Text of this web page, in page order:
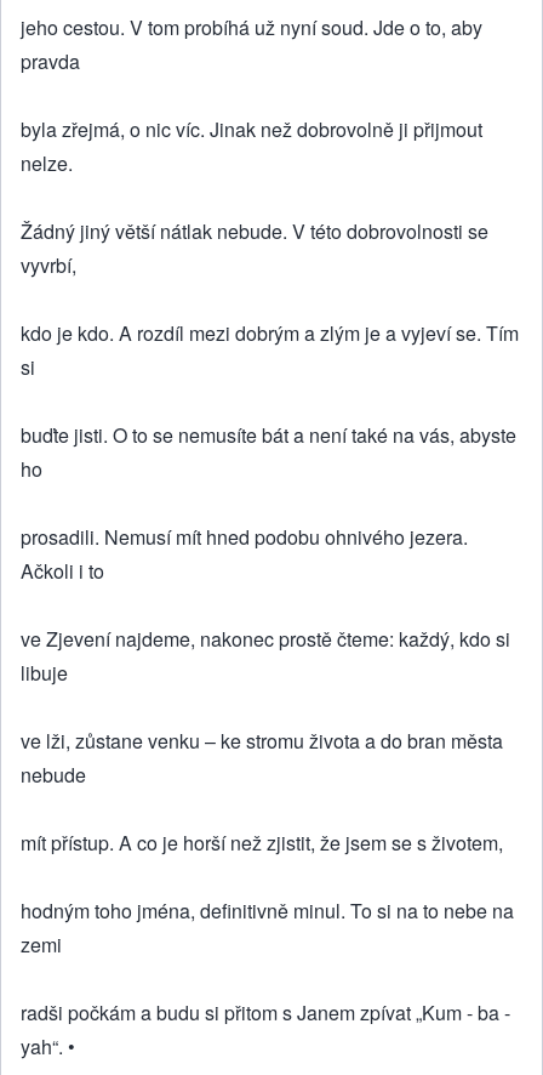
jeho cestou. V tom probíhá už nyní soud. Jde o to, aby
pravda
byla zřejmá, o nic víc. Jinak než dobrovolně ji přijmout
nelze.
Žádný jiný větší nátlak nebude. V této dobrovolnosti se
vyvrbí,
kdo je kdo. A rozdíl mezi dobrým a zlým je a vyjeví se. Tím
si
buďte jisti. O to se nemusíte bát a není také na vás, abyste
ho
prosadili. Nemusí mít hned podobu ohnivého jezera.
Ačkoli i to
ve Zjevení najdeme, nakonec prostě čteme: každý, kdo si
libuje
ve lži, zůstane venku – ke stromu života a do bran města
nebude
mít přístup. A co je horší než zjistit, že jsem se s životem,
hodným toho jména, definitivně minul. To si na to nebe na
zemi
radši počkám a budu si přitom s Janem zpívat „Kum - ba -
yah“. •